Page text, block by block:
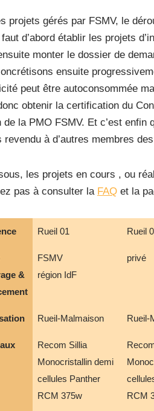
projets gérés par FSMV, le
d’abord établir les projets
monter le dossier de
ensuite
peut être autoconsommée
obtenir la certification du
de la PMO FSMV. Et c’est
revendu à d’autres membres
les projets en cours , ou
pas à consulter la FAQ et la
Rueil 01 Rueil
&
FSMV
région IdF
privé
Rueil-Malmaison Rueil-
Recom Sillia
Monocristallin demi
cellules Panther
RCM 375w
RCM